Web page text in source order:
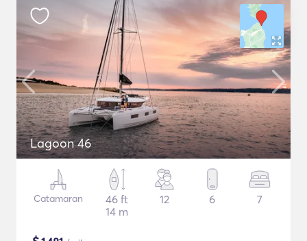
Lagoon 46
Catamaran
46 ft
14 m
12 6 7